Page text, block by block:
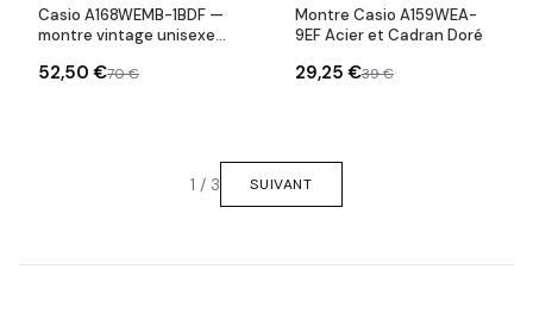
Casio A168WEMB-1BDF —
montre vintage unisexe
rétro intemporel
52,50 €70 €
Montre Casio A159WEA-
9EF Acier et Cadran Doré
29,25 €39 €
1 / 3 SUIVANT